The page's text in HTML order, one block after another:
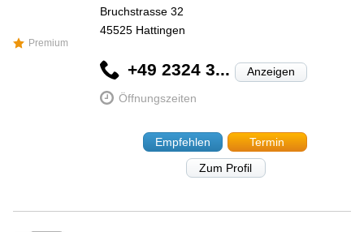
Premium
Bruchstrasse 32
45525 Hattingen
+49 2324 3... Anzeigen
Öffnungszeiten
Empfehlen
Termin
Zum Profil